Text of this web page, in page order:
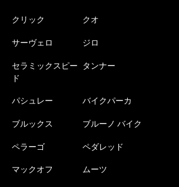
クリック クオ
サーヴェロ ジロ
セラミックスピー
ド
タンナー
パシュレー バイクパーカ
ブルックス ブルーノ バイク
ペラーゴ ペダレッド
マックオフ ムーツ